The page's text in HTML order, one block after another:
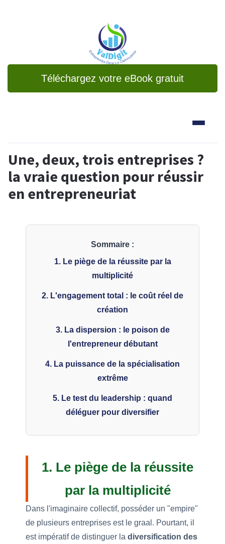
Téléchargez votre eBook gratuit
Une, deux, trois entreprises ?
la vraie question pour réussir
en entrepreneuriat
Sommaire :
1. Le piège de la réussite par la
multiplicité
2. L'engagement total : le coût réel de
création
3. La dispersion : le poison de
l'entrepreneur débutant
4. La puissance de la spécialisation
extrême
5. Le test du leadership : quand
déléguer pour diversifier
1. Le piège de la réussite
par la multiplicité
Dans l'imaginaire collectif, posséder un "empire"
de plusieurs entreprises est le graal. Pourtant, il
est impératif de distinguer la diversification des